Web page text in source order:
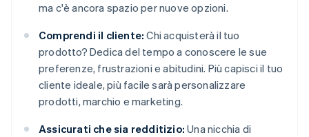
ma c'è ancora spazio per nuove opzioni.
Comprendi il cliente: Chi acquisterà il tuo
prodotto? Dedica del tempo a conoscere le sue
preferenze, frustrazioni e abitudini. Più capisci il tuo
cliente ideale, più facile sarà personalizzare
prodotti, marchio e marketing.
Assicurati che sia redditizio: Una nicchia di